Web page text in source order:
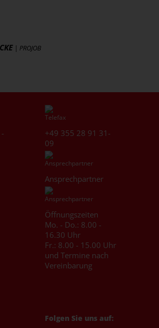
| PROJOB
Artikel ansehen
+49 355 28 91 31-
09
Ansprechpartner
Öffnungszeiten
Mo. - Do.: 8.00 -
16.30 Uhr
Fr.: 8.00 - 15.00 Uhr
und Termine nach
Vereinbarung
Folgen Sie uns auf: